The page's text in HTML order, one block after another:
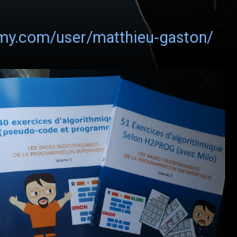
user/matthieu-gaston/